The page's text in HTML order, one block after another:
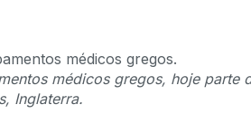
médicos gregos, hoje parte
Inglaterra.